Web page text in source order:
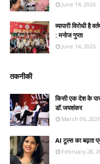
June 14, 2026
व्यापारी विरोधी
: मनोज गुप्ता
June 14, 2026
तकनीकी
किसी एक देश के
डॉ.जयशंकर
March 06, 2026
AI टूल्स का बढ़ता
February 28,